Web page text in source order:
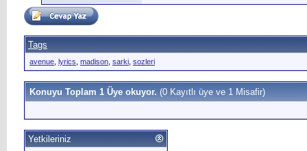
Tags
avenue lyrics madison sarki sozleri
Konuyu Toplam 1 Üye okuyor. (0 Kayıtlı üye ve 1 Misafir)
Yetkileriniz